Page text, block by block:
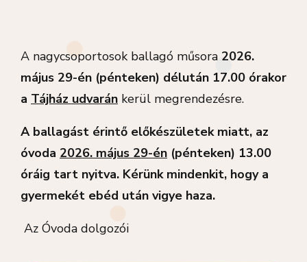
A nagycsoportosok ballagó műsora 2026.
május 29-én (pénteken) délután 17.00 órakor
a Tájház udvarán kerül megrendezésre.
A ballagást érintő előkészületek miatt, az
óvoda 2026. május 29-én (pénteken) 13.00
óráig tart nyitva. Kérünk mindenkit, hogy a
gyermekét ebéd után vigye haza.
Az Óvoda dolgozói